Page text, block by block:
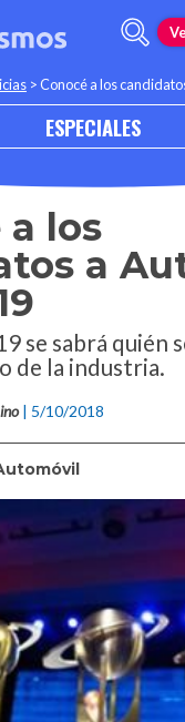
>Conocé a los
ESPECIALES
a los
a
se sabrá quién
de la industria.
| 5/10/2018